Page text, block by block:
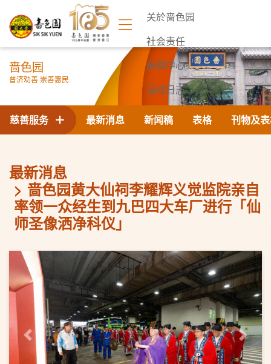
关於啬色园
社会责任
新闻中心
活动日志
联络我们
啬色园
普济劝善 崇善惠民
最新消息 新闻稿 表格 刊物及
慈善服务
最新消息
啬色园黄大仙祠李耀辉义觉监院亲自
率领一众经生到九巴四大车厂进行「仙
师圣像洒净科仪」
上一页 下一页